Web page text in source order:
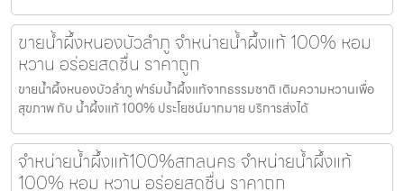
ขายน้ำผึ้งหนองบัวลำภู จำหน่ายน้ำผึ้งแท้ 100% หอม
หวาน อร่อยสดชื่น ราคาถูก
ขายน้ำผึ้งหนองบัวลำภู ฟาร์มน้ำผึ้งแท้จากธรรมชาติ เติมความหวานเพื่อ
สุขภาพ กับ น้ำผึ้งแท้ 100% ประโยชน์มากมาย บริการส่งได้
จำหน่ายน้ำผึ้งแท้100%สกลนคร จำหน่ายน้ำผึ้งแท้
100% หอม หวาน อร่อยสดชื่น ราคาถูก